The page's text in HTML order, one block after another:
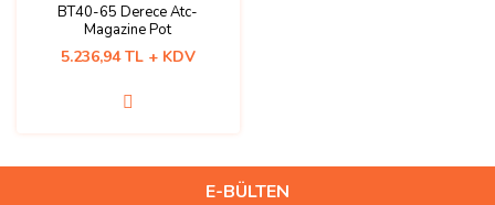
BT40-65 Derece Atc-
Magazine Pot
5.236,94 TL + KDV
E-BÜLTEN